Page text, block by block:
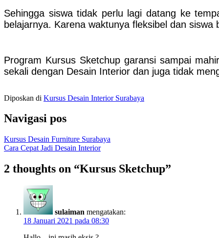
Sehingga siswa tidak perlu lagi datang ke
belajarnya. Karena waktunya fleksibel dan
Program Kursus Sketchup garansi sampai
sekali dengan Desain Interior dan juga tidak
Diposkan di Kursus Desain Interior Surabaya
Navigasi pos
Kursus Desain Furniture Surabaya
Cara Cepat Jadi Desain Interior
2 thoughts on “Kursus Sketchup”
sulaiman mengatakan:
18 Januari 2021 pada 08:30